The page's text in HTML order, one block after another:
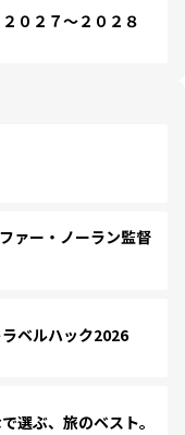
２７～２０２８
ァー・ノーラン監督
ベルハック2026
選ぶ、旅のベスト。